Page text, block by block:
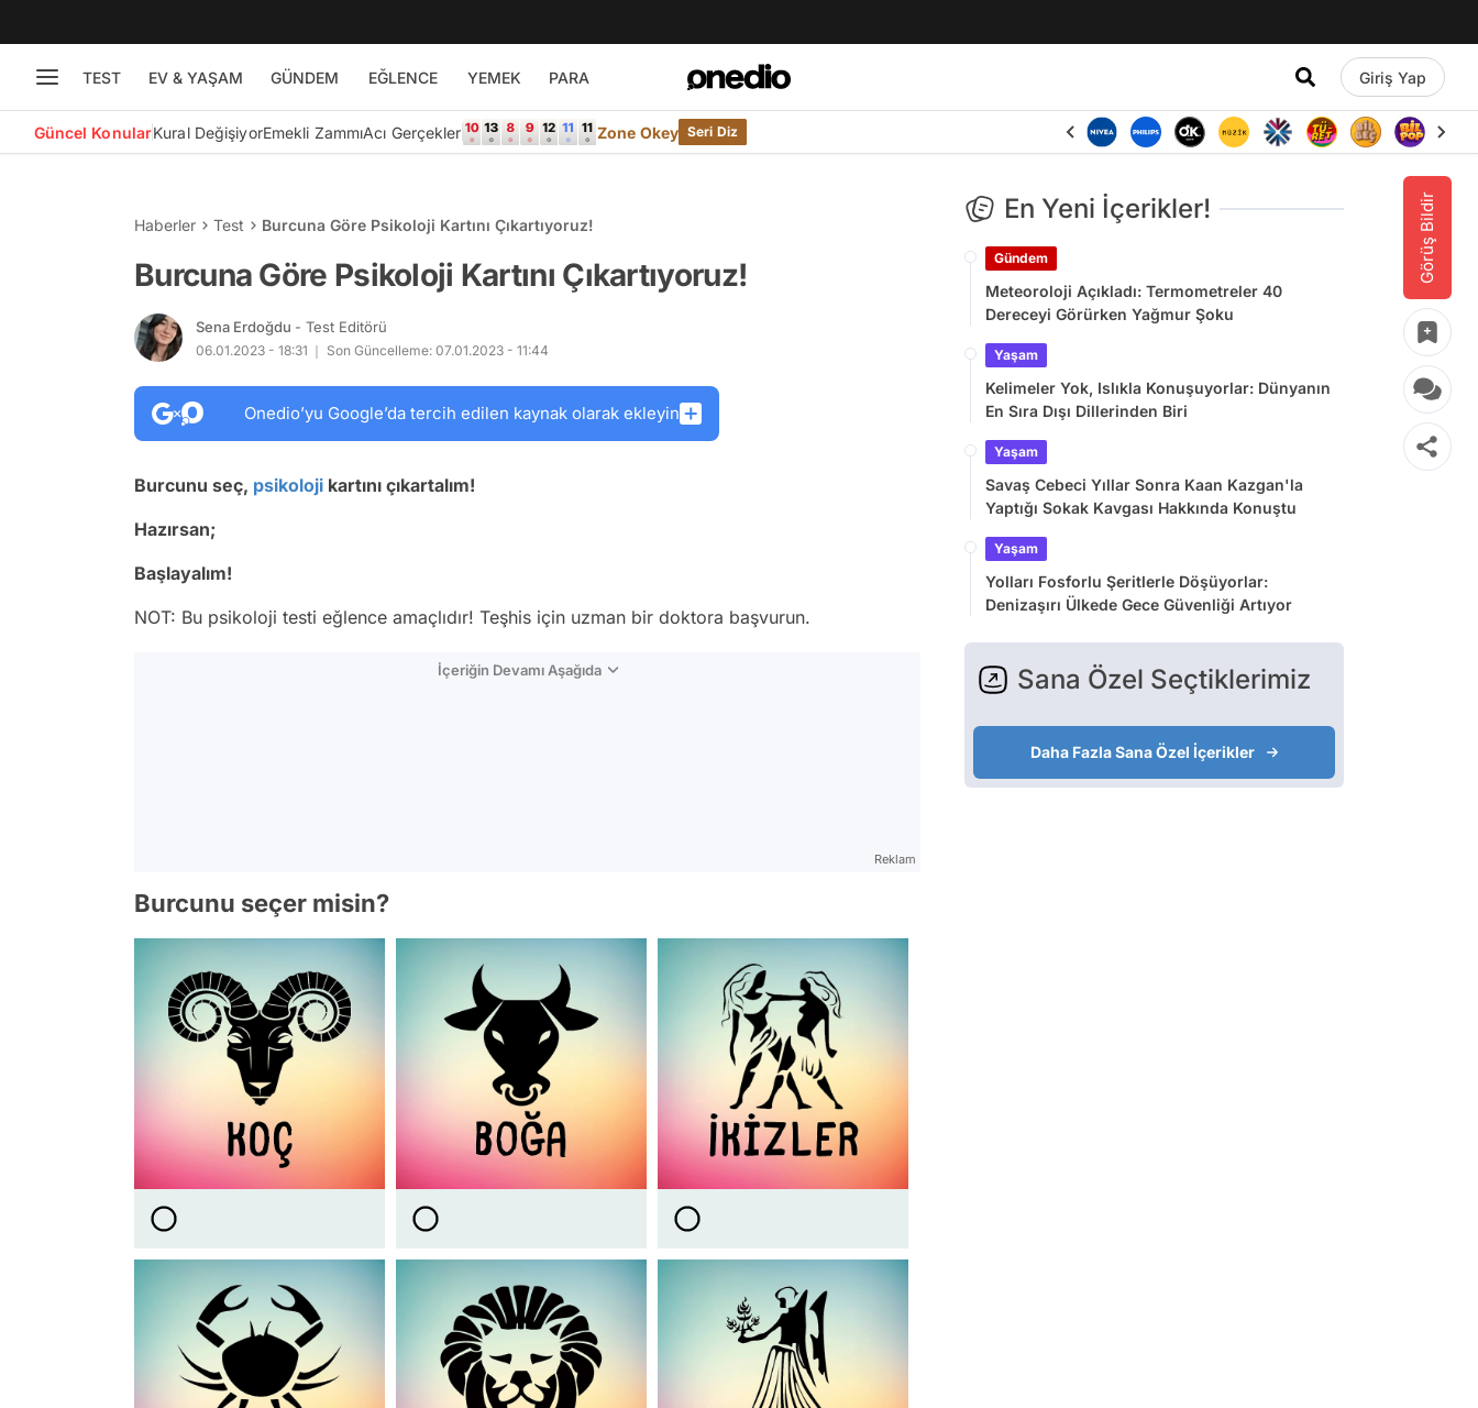
TEST EV & YAŞAM GÜNDEM EĞLENCE YEMEK PARA Giriş Yap
Güncel KonularKural DeğişiyorEmekli ZammıAcı Gerçekler Zone Okey Seri Diz
Görüş Bildir
Haberler Test Burcuna Göre Psikoloji Kartını Çıkartıyoruz!
Burcuna Göre Psikoloji Kartını Çıkartıyoruz!
Sena Erdoğdu - Test Editörü
06.01.2023 - 18:31 Son Güncelleme: 07.01.2023 - 11:44
Onedio’yu Google’da tercih edilen kaynak olarak ekleyin
Burcunu seç, psikoloji kartını çıkartalım!
Hazırsan;
Başlayalım!
NOT: Bu psikoloji testi eğlence amaçlıdır! Teşhis için uzman bir doktora başvurun.
İçeriğin Devamı Aşağıda
Reklam
Burcunu seçer misin?
En Yeni İçerikler!
Gündem
Meteoroloji Açıkladı: Termometreler 40
Dereceyi Görürken Yağmur Şoku
Yaşam
Kelimeler Yok, Islıkla Konuşuyorlar: Dünyanın
En Sıra Dışı Dillerinden Biri
Yaşam
Savaş Cebeci Yıllar Sonra Kaan Kazgan'la
Yaptığı Sokak Kavgası Hakkında Konuştu
Yaşam
Yolları Fosforlu Şeritlerle Döşüyorlar:
Denizaşırı Ülkede Gece Güvenliği Artıyor
Sana Özel Seçtiklerimiz
Daha Fazla Sana Özel İçerikler